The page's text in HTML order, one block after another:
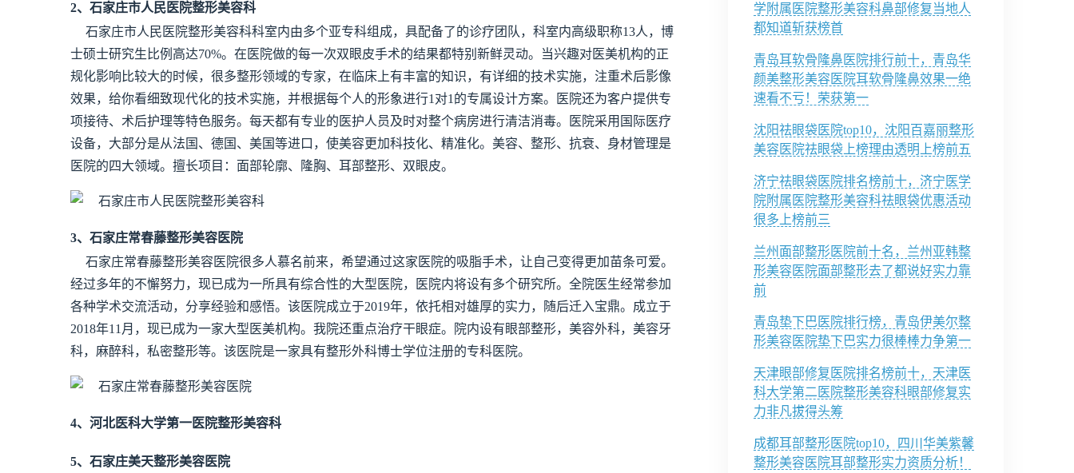
2、石家庄市人民医院整形美容科
石家庄市人民医院整形美容科科室内由多个亚专科组成，具配备了的诊疗团队，科室内高级职称13人，博
士硕士研究生比例高达70%。在医院做的每一次双眼皮手术的结果都特别新鲜灵动。当兴趣对医美机构的正
规化影响比较大的时候，很多整形领域的专家，在临床上有丰富的知识，有详细的技术实施，注重术后影像
效果，给你看细致现代化的技术实施，并根据每个人的形象进行1对1的专属设计方案。医院还为客户提供专
项接待、术后护理等特色服务。每天都有专业的医护人员及时对整个病房进行清洁消毒。医院采用国际医疗
设备，大部分是从法国、德国、美国等进口，使美容更加科技化、精准化。美容、整形、抗衰、身材管理是
医院的四大领域。擅长项目：面部轮廓、隆胸、耳部整形、双眼皮。
3、石家庄常春藤整形美容医院
石家庄常春藤整形美容医院很多人慕名前来，希望通过这家医院的吸脂手术，让自己变得更加苗条可爱。
经过多年的不懈努力，现已成为一所具有综合性的大型医院，医院内将设有多个研究所。全院医生经常参加
各种学术交流活动，分享经验和感悟。该医院成立于2019年，依托相对雄厚的实力，随后迁入宝鼎。成立于
2018年11月，现已成为一家大型医美机构。我院还重点治疗干眼症。院内设有眼部整形，美容外科，美容牙
科，麻醉科，私密整形等。该医院是一家具有整形外科博士学位注册的专科医院。
4、河北医科大学第一医院整形美容科
5、石家庄美天整形美容医院
学附属医院整形美容科鼻部修复当地人
都知道斩获榜首
青岛耳软骨隆鼻医院排行前十，青岛华
颜美整形美容医院耳软骨隆鼻效果一绝
速看不亏！荣获第一
沈阳祛眼袋医院top10，沈阳百嘉丽整形
美容医院祛眼袋上榜理由透明上榜前五
济宁祛眼袋医院排名榜前十，济宁医学
院附属医院整形美容科祛眼袋优惠活动
很多上榜前三
兰州面部整形医院前十名，兰州亚韩整
形美容医院面部整形去了都说好实力靠
前
青岛垫下巴医院排行榜，青岛伊美尔整
形美容医院垫下巴实力很棒棒力争第一
天津眼部修复医院排名榜前十，天津医
科大学第二医院整形美容科眼部修复实
力非凡拔得头筹
成都耳部整形医院top10，四川华美紫馨
整形美容医院耳部整形实力资质分析！